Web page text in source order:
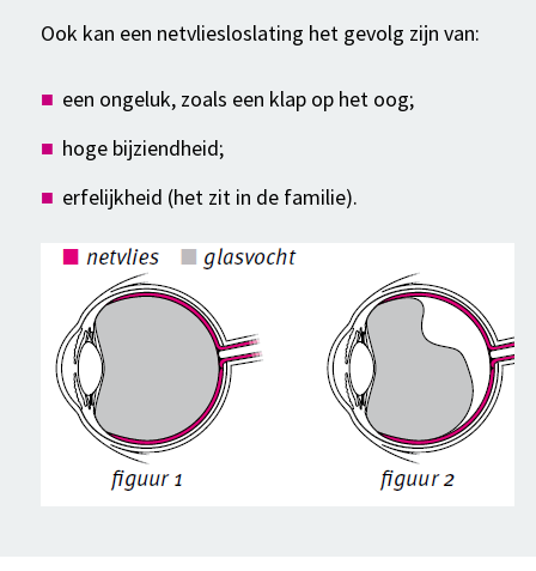
Ook kan een netvliesloslating het gevolg zijn van:
een ongeluk, zoals een klap op het oog;
hoge bijziendheid;
erfelijkheid (het zit in de familie).